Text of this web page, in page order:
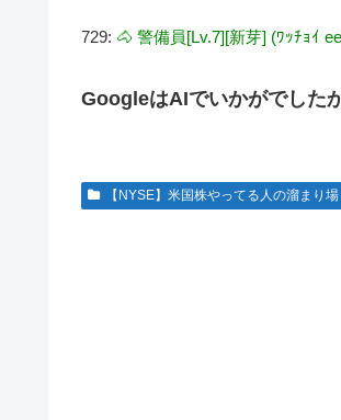
729: 🐴 警備員[Lv.7][新芽] (ﾜｯﾁｮｲ
GoogleはAIでいかがでした
【NYSE】米国株やってる人の溜まり